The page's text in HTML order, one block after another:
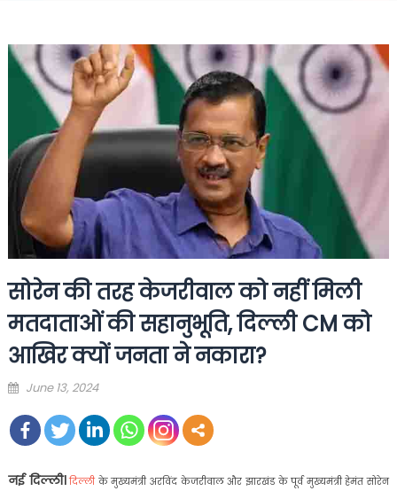
सोरेन की तरह केजरीवाल को नहीं मिली
मतदाताओं की सहानुभूति, दिल्ली CM को
आखिर क्यों जनता ने नकारा?
Posted
June 13, 2024
नई दिल्ली।दिल्लीके मुख्यमंत्री अरविंद केजरीवाल और झारखंड के पूर्व मुख्यमंत्री हेमंत सोरेन